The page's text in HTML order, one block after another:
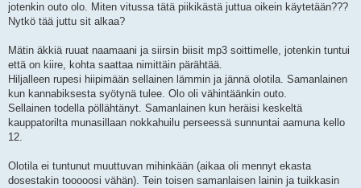
jotenkin outo olo. Miten vitussa tätä piikikästä juttua oikein käytetään???
Nytkö tää juttu sit alkaa?
Mätin äkkiä ruuat naamaani ja siirsin biisit mp3 soittimelle, jotenkin tuntui
että on kiire, kohta saattaa nimittäin pärähtää.
Hiljalleen rupesi hiipimään sellainen lämmin ja jännä olotila. Samanlainen
kun kannabiksesta syötynä tulee. Olo oli vähintäänkin outo.
Sellainen todella pöllähtänyt. Samanlainen kun heräisi keskeltä
kauppatorilta munasillaan nokkahuilu perseessä sunnuntai aamuna kello
12.
Olotila ei tuntunut muuttuvan mihinkään (aikaa oli mennyt ekasta
dosestakin tooooosi vähän). Tein toisen samanlaisen lainin ja tuikkasin